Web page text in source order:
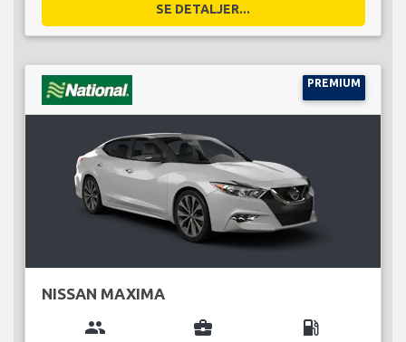
SE DETALJER...
PREMIUM
NISSAN MAXIMA
group business_center local_gas_station